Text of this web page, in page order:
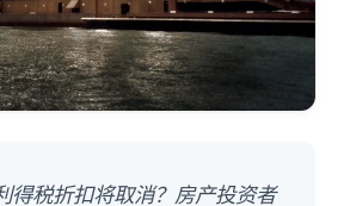
得税折扣将取消？房产投资者